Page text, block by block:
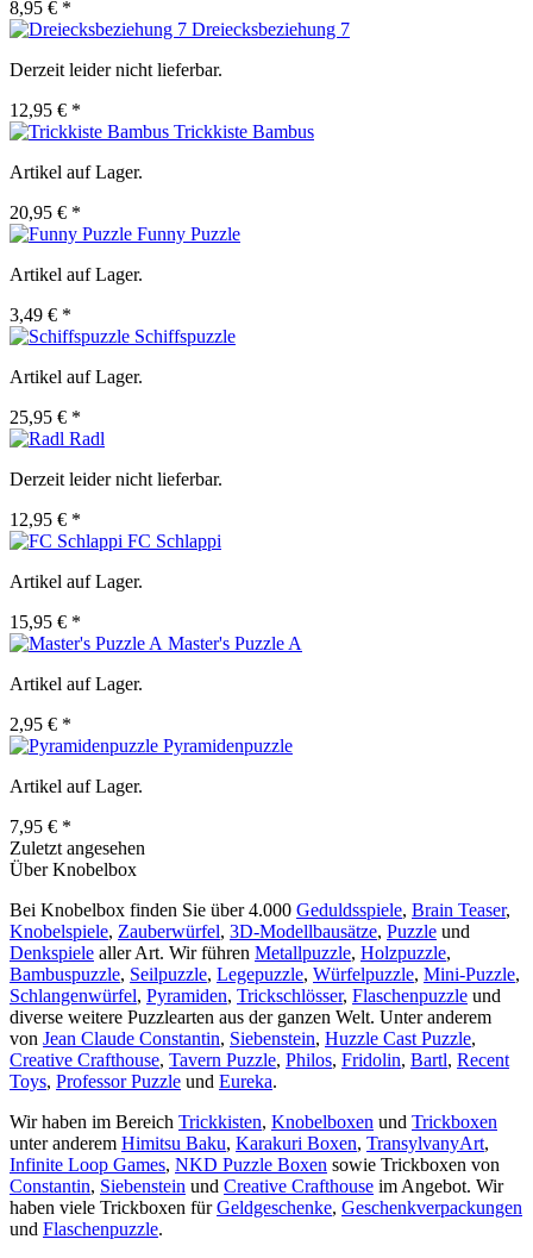
8,95 € *
Dreiecksbeziehung 7
Derzeit leider nicht lieferbar.
12,95 € *
Trickkiste Bambus
Artikel auf Lager.
20,95 € *
Funny Puzzle
Artikel auf Lager.
3,49 € *
Schiffspuzzle
Artikel auf Lager.
25,95 € *
Radl
Derzeit leider nicht lieferbar.
12,95 € *
FC Schlappi
Artikel auf Lager.
15,95 € *
Master's Puzzle A
Artikel auf Lager.
2,95 € *
Pyramidenpuzzle
Artikel auf Lager.
7,95 € *
Zuletzt angesehen
Über Knobelbox
Bei Knobelbox finden Sie über 4.000 Geduldsspiele, Brain Teaser,
Knobelspiele, Zauberwürfel, 3D-Modellbausätze, Puzzle und
Denkspiele aller Art. Wir führen Metallpuzzle, Holzpuzzle,
Bambuspuzzle, Seilpuzzle, Legepuzzle, Würfelpuzzle, Mini-Puzzle,
Schlangenwürfel, Pyramiden, Trickschlösser, Flaschenpuzzle und
diverse weitere Puzzlearten aus der ganzen Welt. Unter anderem
von Jean Claude Constantin, Siebenstein, Huzzle Cast Puzzle,
Creative Crafthouse, Tavern Puzzle, Philos, Fridolin, Bartl, Recent
Toys, Professor Puzzle und Eureka.
Wir haben im Bereich Trickkisten, Knobelboxen und Trickboxen
unter anderem Himitsu Baku, Karakuri Boxen, TransylvanyArt,
Infinite Loop Games, NKD Puzzle Boxen sowie Trickboxen von
Constantin, Siebenstein und Creative Crafthouse im Angebot. Wir
haben viele Trickboxen fürGeldgeschenke, Geschenkverpackungen
und Flaschenpuzzle.